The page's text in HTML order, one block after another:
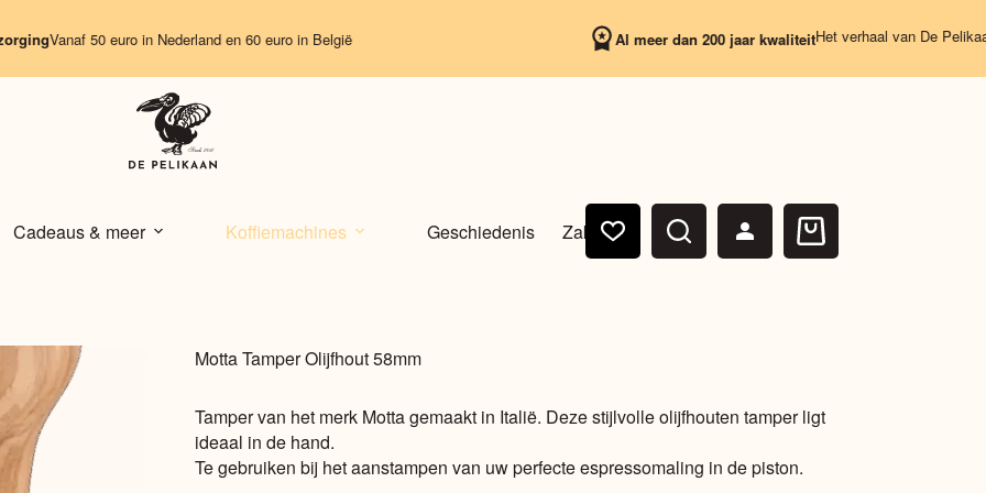
Vanaf 50 euro in Nederland en 60 euro in België Al meer dan 200 jaar kwaliteitHet verhaal van De Pelikaan
Cadeaus & meer Koffiemachines Geschiedenis Zakelijk Winkelwagen
Motta Tamper Olijfhout 58mm
Tamper van het merk Motta gemaakt in Italië. Deze stijlvolle olijfhouten tamper ligt
ideaal in de hand.
Te gebruiken bij het aanstampen van uw perfecte espressomaling in de piston.